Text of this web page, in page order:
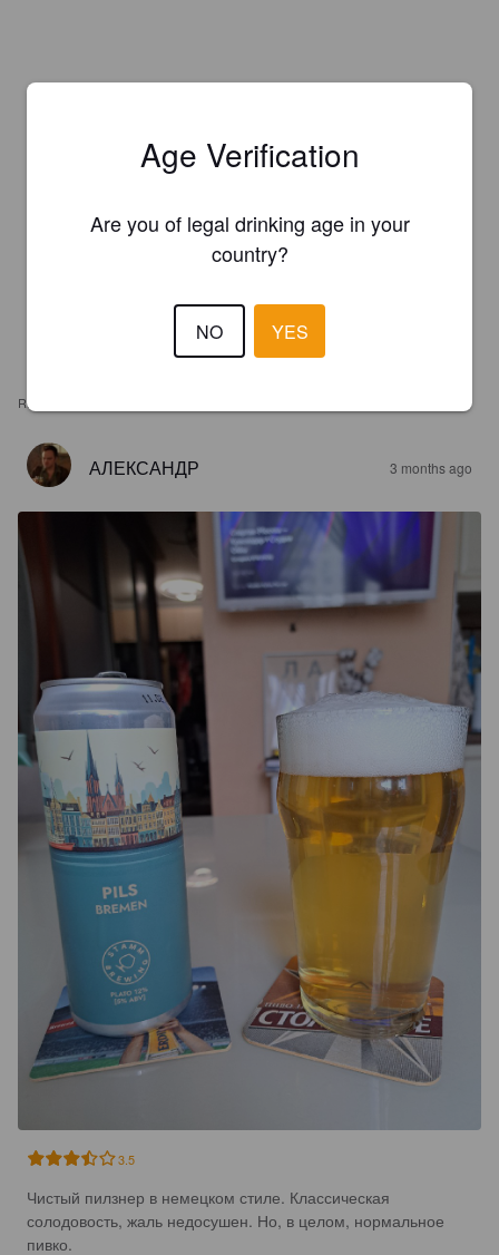
REVIEWS
АЛЕКСАНДР 3 months ago
3.5
Чистый пилзнер в немецком стиле. Классическая
солодовость, жаль недосушен. Но, в целом, нормальное
пивко.
Age Verification
Are you of legal drinking age in your
country?
NO YES